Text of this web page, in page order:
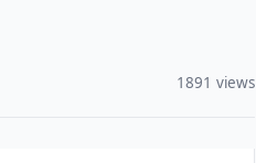
1891 views